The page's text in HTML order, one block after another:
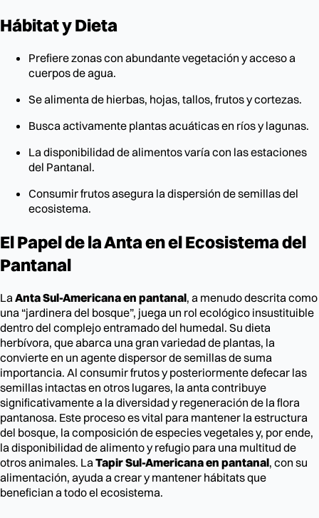
Hábitat y Dieta
Prefiere zonas con abundante vegetación y acceso a
cuerpos de agua.
Se alimenta de hierbas, hojas, tallos, frutos y cortezas.
Busca activamente plantas acuáticas en ríos y lagunas.
La disponibilidad de alimentos varía con las estaciones
del Pantanal.
Consumir frutos asegura la dispersión de semillas del
ecosistema.
El Papel de la Anta en el Ecosistema del
Pantanal
La Anta Sul-Americana en pantanal, a menudo descrita como
una “jardinera del bosque”, juega un rol ecológico insustituible
dentro del complejo entramado del humedal. Su dieta
herbívora, que abarca una gran variedad de plantas, la
convierte en un agente dispersor de semillas de suma
importancia. Al consumir frutos y posteriormente defecar las
semillas intactas en otros lugares, la anta contribuye
significativamente a la diversidad y regeneración de la flora
pantanosa. Este proceso es vital para mantener la estructura
del bosque, la composición de especies vegetales y, por ende,
la disponibilidad de alimento y refugio para una multitud de
otros animales. La Tapir Sul-Americana en pantanal, con su
alimentación, ayuda a crear y mantener hábitats que
benefician a todo el ecosistema.